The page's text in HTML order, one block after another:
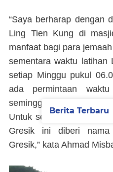
“Saya berharap dengan
Ling Tien Kung di
manfaat bagi para
sementara waktu latihan
setiap Minggu pukul
ada permintaan
seminggu 2 kali, kami
Untuk selanjutnya Ling
Gresik ini diberi nama
Gresik,” kata Ahmad
Berita Terbaru